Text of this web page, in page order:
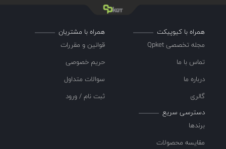
همراه با کیوپیکت
مجله تخصصی Qpket
تماس با ما
درباره ما
گالری
همراه با مشتریان
قوانین و مقررات
حریم خصوصی
سوالات متداول
ثبت نام / ورود
دسترسی سریع
برندها
مقایسه محصولات